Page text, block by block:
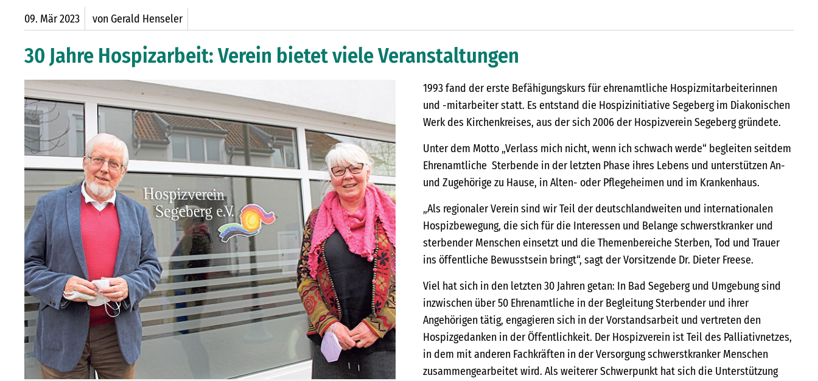
09. Mär2023 von Gerald Henseler
30 Jahre Hospizarbeit: Verein bietet viele Veranstaltungen
1993 fand der erste Befähigungskurs für ehrenamtliche Hospizmitarbeiterinnen
und -mitarbeiter statt. Es entstand die Hospizinitiative Segeberg im Diakonischen
Werk des Kirchenkreises, aus der sich 2006 der Hospizverein Segeberg gründete.
Unter dem Motto „Verlass mich nicht, wenn ich schwach werde“ begleiten seitdem
Ehrenamtliche Sterbende in der letzten Phase ihres Lebens und unterstützen An-
und Zugehörige zu Hause, in Alten- oder Pflegeheimen und im Krankenhaus.
„Als regionaler Verein sind wir Teil der deutschlandweiten und internationalen
Hospizbewegung, die sich für die Interessen und Belange schwerstkranker und
sterbender Menschen einsetzt und die Themenbereiche Sterben, Tod und Trauer
ins öffentliche Bewusstsein bringt“, sagt der Vorsitzende Dr. Dieter Freese.
Viel hat sich in den letzten 30 Jahren getan: In Bad Segeberg und Umgebung sind
inzwischen über 50 Ehrenamtliche in der Begleitung Sterbender und ihrer
Angehörigen tätig, engagieren sich in der Vorstandsarbeit und vertreten den
Hospizgedanken in der Öffentlichkeit. Der Hospizverein ist Teil des Palliativnetzes,
in dem mit anderen Fachkräften in der Versorgung schwerstkranker Menschen
zusammengearbeitet wird. Als weiterer Schwerpunkt hat sich die Unterstützung